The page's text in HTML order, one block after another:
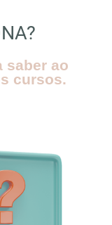
saber ao
cursos.